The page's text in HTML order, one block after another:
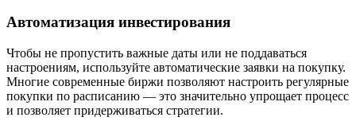
Автоматизация инвестирования
Чтобы не пропустить важные даты или не поддаваться
настроениям, используйте автоматические заявки на покупку.
Многие современные биржи позволяют настроить регулярные
покупки по расписанию — это значительно упрощает процесс
и позволяет придерживаться стратегии.